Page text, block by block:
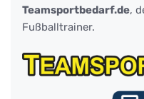
Teamsportbedarf.de,
Fußballtrainer.